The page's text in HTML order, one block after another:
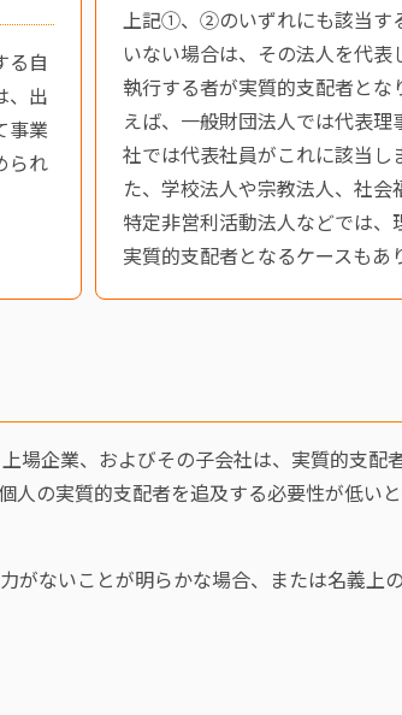
る自
、出
事業
られ
上記①、②のいずれにも該当す
いない場合は、その法人を代表
執行する者が実質的支配者とな
えば、一般財団法人では代表理
社では代表社員がこれに該当し
た、学校法人や宗教法人、社会
特定非営利活動法人などでは、
実質的支配者となるケースもあ
場企業、およびその子会社は、実質的支配
人の実質的支配者を追及する必要性が低い
がないことが明らかな場合、または名義上